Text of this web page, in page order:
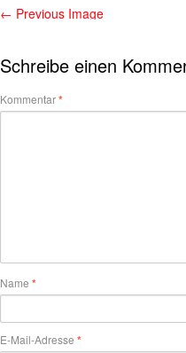
← Previous Image
Schreibe einen
Kommentar*
Name *
E-Mail-Adresse *